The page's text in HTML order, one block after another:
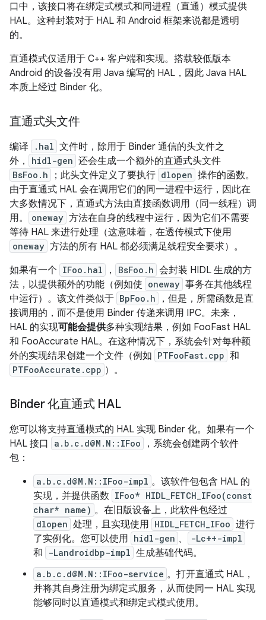
口中，该接口将在绑定式模式和同进程（直通）模式提供
HAL。这种封装对于 HAL 和 Android 框架来说都是透明
的。
直通模式仅适用于 C++ 客户端和实现。搭载较低版本
Android 的设备没有用 Java 编写的 HAL，因此 Java HAL
本质上经过 Binder 化。
直通式头文件
编译 .hal 文件时，除用于 Binder 通信的头文件之
外，
hidl-gen 还会生成一个额外的直通式头文件
BsFoo.h ；此头文件定义了要执行 dlopen 操作的函数。
由于直通式 HAL 会在调用它们的同一进程中运行，因此在
大多数情况下，直通式方法由直接函数调用（同一线程）调
用。
oneway 方法在自身的线程中运行，因为它们不需要
等待 HAL 来进行处理（这意味着，在透传模式下使用
oneway 方法的所有 HAL 都必须满足线程安全要求）。
如果有一个 IFoo.hal ， BsFoo.h 会封装 HIDL 生成的方
法，以提供额外的功能（例如使 oneway 事务在其他线程
中运行）。该文件类似于 BpFoo.h
，但是，所需函数是直
接调用的，而不是使用 Binder 传递来调用 IPC。未来，
HAL 的实现可能会提供多种实现结果，例如 FooFast HAL
和 FooAccurate HAL。在这种情况下，系统会针对每种额
外的实现结果创建一个文件（例如 PTFooFast.cpp 和
PTFooAccurate.cpp ）。
Binder 化直通式 HAL
您可以将支持直通模式的 HAL 实现 Binder 化。如果有一个
HAL 接口
a.b.c.d@M.N::IFoo
，系统会创建两个软件
包：
a.b.c.d@M.N::IFoo-impl 。该软件包包含 HAL 的
实现，并提供函数 IFoo* HIDL_FETCH_IFoo(const
char* name) 。在旧版设备上，此软件包经过
dlopen 处理，且实现使用 HIDL_FETCH_IFoo 进行
了实例化。您可以使用 hidl-gen 、 -Lc++-impl
和 -Landroidbp-impl 生成基础代码。
a.b.c.d@M.N::IFoo-service 。打开直通式 HAL，
并将其自身注册为绑定式服务，从而使同一 HAL 实现
能够同时以直通模式和绑定式模式使用。